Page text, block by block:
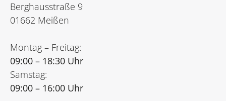
Berghausstraße 9
01662 Meißen
Montag – Freitag:
09:00 – 18:30 Uhr
Samstag:
09:00 – 16:00 Uhr